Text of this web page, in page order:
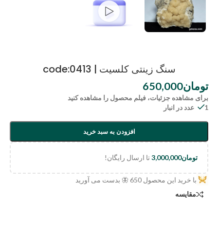
سنگ زینتی کلسیت | code:0413
تومان650,000
برای مشاهده جزئیات، فیلم محصول را مشاهده کنید
1 عدد در انبار
افزودن به سبد خرید
تومان3,000,000تا ارسال رایگان!
با خرید این محصول 650 🦋 بدست می آورید
مقایسه